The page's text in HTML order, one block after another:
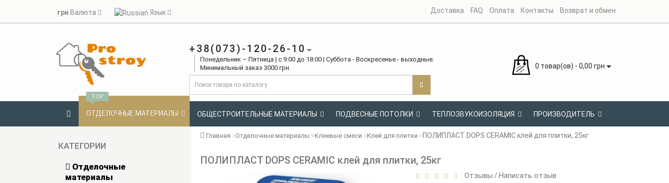
грн Валюта Язык Доставка FAQ Оплата Контакты Возврат и обмен
+38(073)-120-26-10
Понедельник – Пятница | с 9:00 до 18:00 | Суббота - Воскресенье - выходные.
Минимальный заказ 3000 грн.
0 товар(ов) - 0,00 грн
ОТДЕЛОЧНЫЕ МАТЕРИАЛЫ
TOP
ОБЩЕСТРОИТЕЛЬНЫЕ МАТЕРИАЛЫ ПОДВЕСНЫЕ ПОТОЛКИ ТЕПЛОЗВУКОИЗОЛЯЦИЯ ПРОИЗВОДИТЕЛЬ
КАТЕГОРИИ
Отделочные
материалы
Главная Отделочные материалы Клеевые смеси Клей для плитки ПОЛИПЛАСТ DOPS CERAMIC клей для плитки, 25кг
ПОЛИПЛАСТ DOPS CERAMIC клей для плитки, 25кг
Отзывы / Написать отзыв